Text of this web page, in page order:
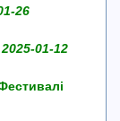
26
2025-01-12